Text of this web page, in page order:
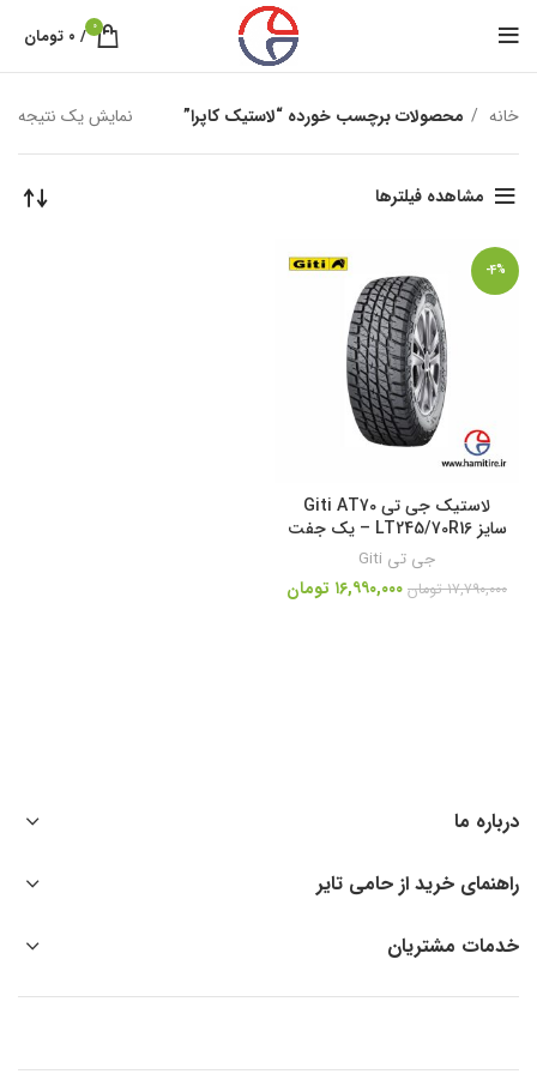
0
/ ۰ تومان
خانه محصولات برچسب خورده “لاستیک کاپرا” نمایش یک نتیجه
مشاهده فیلترها
-4%
لاستیک جی تی Giti AT70
سایز LT245/70R16 – یک جفت
جی تی Giti
۱۷,۷۹۰,۰۰۰ تومان ۱۶,۹۹۰,۰۰۰ تومان
درباره ما
راهنمای خرید از حامی تایر
خدمات مشتریان